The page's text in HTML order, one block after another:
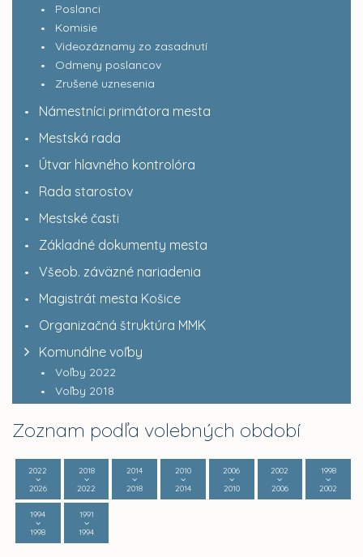
Poslanci
Komisie
Videozáznamy zo zasadnutí
Odmeny poslancov
Zrušené uznesenia
Námestníci primátora mesta
Mestská rada
Útvar hlavného kontrolóra
Rada starostov
Mestské časti
Základné dokumenty mesta
Všeob. záväzné nariadenia
Magistrát mesta Košice
Organizačná štruktúra MMK
Komunálne voľby
Voľby 2022
Voľby 2018
Zoznam podľa volebných období
2022
2026
2018
2022
2014
2018
2010
2014
2006
2010
2002
2006
1998
2002
1994
1998
1991
1994